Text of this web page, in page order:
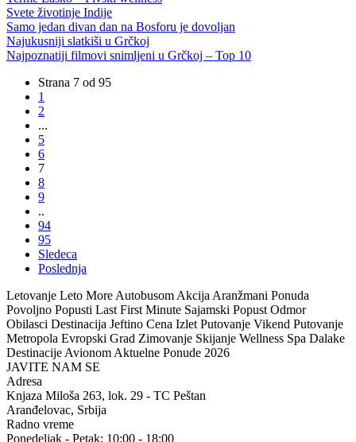
Svete životinje Indije
Samo jedan divan dan na Bosforu je dovoljan
Najukusniji slatkiši u Grčkoj
Najpoznatiji filmovi snimljeni u Grčkoj – Top 10
Strana 7 od 95
1
2
...
5
6
7
8
9
..
94
95
Sledeca
Poslednja
Letovanje Leto More Autobusom Akcija Aranžmani Ponuda
Povoljno Popusti Last First Minute Sajamski Popust Odmor
Obilasci Destinacija Jeftino Cena Izlet Putovanje Vikend Putovanje
Metropola Evropski Grad Zimovanje Skijanje Wellness Spa Dalake
Destinacije Avionom Aktuelne Ponude 2026
JAVITE NAM SE
Adresa
Knjaza Miloša 263, lok. 29 - TC Peštan
Aranđelovac, Srbija
Radno vreme
Ponedeljak - Petak: 10:00 - 18:00